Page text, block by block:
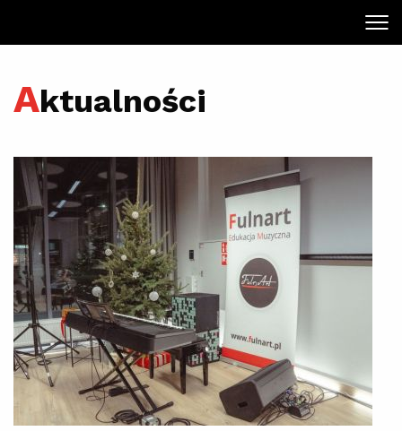
Aktualności